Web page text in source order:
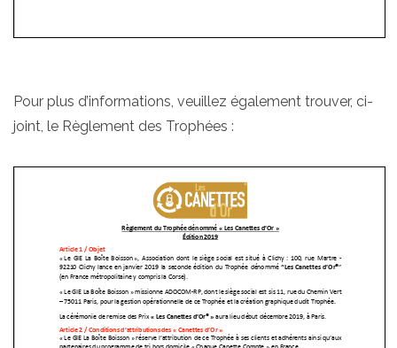
Pour plus d’informations, veuillez également trouver, ci-
joint, le Règlement des Trophées :